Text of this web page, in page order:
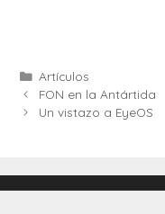
Categories
Artículos
FON en la Antártida
Un vistazo a EyeOS